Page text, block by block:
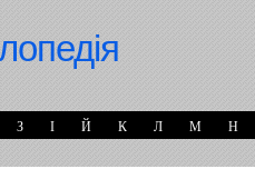
З І Й К Л М Н